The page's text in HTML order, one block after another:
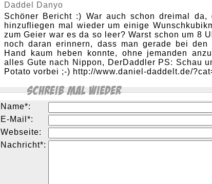
Daddel Danyo
Schöner Bericht :) War auch schon dreimal
hinzufliegen mal wieder um einige
zum Geier war es da so leer? Warst schon um 8
noch daran erinnern, dass man gerade bei den
Hand kaum heben konnte, ohne jemanden
alles Gute nach Nippon, DerDaddler PS: Schau
Potato vorbei ;-) http://www.daniel-daddelt.de/
Name*:
E-Mail*:
Webseite:
Nachricht*: